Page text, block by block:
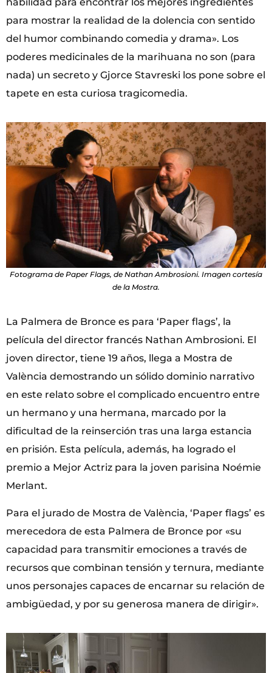
para mostrar la realidad de la dolencia con sentido
del humor combinando comedia y drama». Los
poderes medicinales de la marihuana no son (para
nada) un secreto y Gjorce Stavreski los pone sobre el
tapete en esta curiosa tragicomedia.
Fotograma de Paper Flags, de Nathan Ambrosioni. Imagen cortesía
de la Mostra.
La Palmera de Bronce es para ‘Paper flags’, la
película del director francés Nathan Ambrosioni. El
joven director, tiene 19 años, llega a Mostra de
València demostrando un sólido dominio narrativo
en este relato sobre el complicado encuentro entre
un hermano y una hermana, marcado por la
dificultad de la reinserción tras una larga estancia
en prisión. Esta película, además, ha logrado el
premio a Mejor Actriz para la joven parisina Noémie
Merlant.
Para el jurado de Mostra de València, ‘Paper flags’ es
merecedora de esta Palmera de Bronce por «su
capacidad para transmitir emociones a través de
recursos que combinan tensión y ternura, mediante
unos personajes capaces de encarnar su relación de
ambigüedad, y por su generosa manera de dirigir».